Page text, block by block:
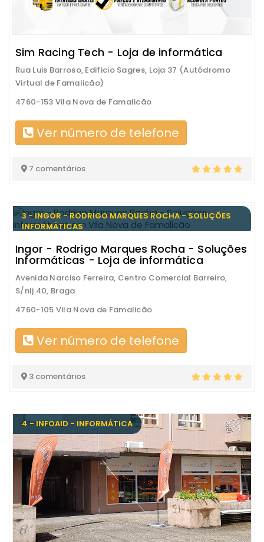
Sim Racing Tech - Loja de informática
Rua Luis Barroso, Edificio Sagres, Loja 37 (Autódromo
Virtual de Famalicão)
4760-153 Vila Nova de Famalicão
Ver número de telefone
7 comentários
3 - INGOR - RODRIGO MARQUES ROCHA - SOLUÇÕES
INFORMÁTICAS
Ingor - Rodrigo Marques Rocha - Soluções
Informáticas - Loja de informática
Avenida Narciso Ferreira, Centro Comercial Barreiro,
S/nlj.40, Braga
4760-105 Vila Nova de Famalicão
Ver número de telefone
3 comentários
4 - INFOAID - INFORMÁTICA